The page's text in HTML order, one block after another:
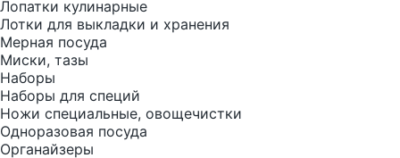
Лопатки кулинарные
Лотки для выкладки и хранения
Мерная посуда
Миски, тазы
Наборы
Наборы для специй
Ножи специальные, овощечистки
Одноразовая посуда
Органайзеры